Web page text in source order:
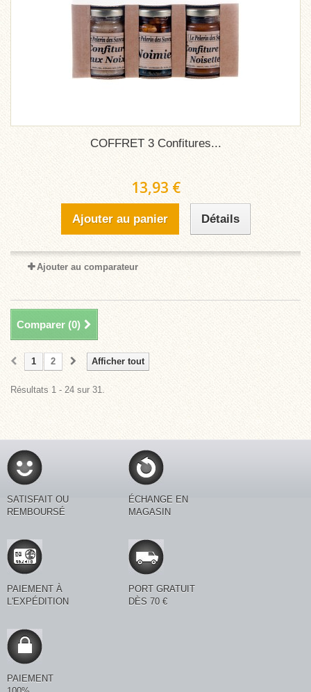
COFFRET 3 Confitures...
13,93 €
Ajouter au panier Détails
Ajouter au comparateur
Comparer (0)
Afficher tout
1 2
Résultats 1 - 24 sur 31.
SATISFAIT OU
REMBOURSÉ
ÉCHANGE EN
MAGASIN
PAIEMENT À
L'EXPÉDITION
PORT GRATUIT
DÈS 70 €
PAIEMENT